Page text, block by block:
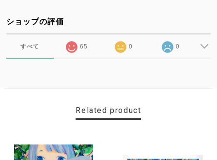
ショップの評価
すべて 65 0 0
Related product